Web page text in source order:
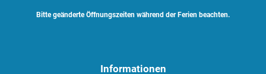
Bitte geänderte Öffnungszeiten während der Ferien beachten.
Informationen